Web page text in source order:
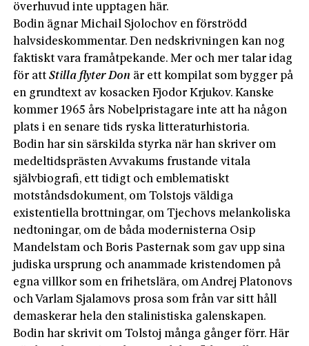
överhuvud inte upptagen här.
Bodin ägnar Michail Sjolochov en förströdd
halvsideskommentar. Den nedskrivningen kan nog
faktiskt vara framåtpekande. Mer och mer talar idag
för attStilla flyter Don är ett kompilat som bygger på
en grundtext av kosacken Fjodor Krjukov. Kanske
kommer 1965 års Nobelpristagare inte att ha någon
plats i en senare tids ryska litteraturhistoria.
Bodin har sin särskilda styrka när han skriver om
medeltidsprästen Avvakums frustande vitala
självbiografi, ett tidigt och emblematiskt
motståndsdokument, om Tolstojs väldiga
existentiella brottningar, om Tjechovs melankoliska
nedtoningar, om de båda modernisterna Osip
Mandelstam och Boris Pasternak som gav upp sina
judiska ursprung och anammade kristendomen på
egna villkor som en frihetslära, om Andrej Platonovs
och Varlam Sjalamovs prosa som från var sitt håll
demaskerar hela den stalinistiska galenskapen.
Bodin har skrivit om Tolstoj många gånger förr. Här